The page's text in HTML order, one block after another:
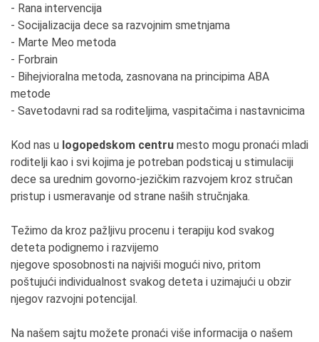
- Rana intervencija
- Socijalizacija dece sa razvojnim smetnjama
- Marte Meo metoda
- Forbrain
- Bihejvioralna metoda, zasnovana na principima ABA
metode
- Savetodavni rad sa roditeljima, vaspitačima i nastavnicima
Kod nas u logopedskom centru mesto mogu pronaći mladi
roditelji kao i svi kojima je potreban podsticaj u stimulaciji
dece sa urednim govorno-jezičkim razvojem kroz stručan
pristup i usmeravanje od strane naših stručnjaka.
Težimo da kroz pažljivu procenu i terapiju kod svakog
deteta podignemo i razvijemo
njegove sposobnosti na najviši mogući nivo, pritom
poštujući individualnost svakog deteta i uzimajući u obzir
njegov razvojni potencijal.
Na našem sajtu možete pronaći više informacija o našem